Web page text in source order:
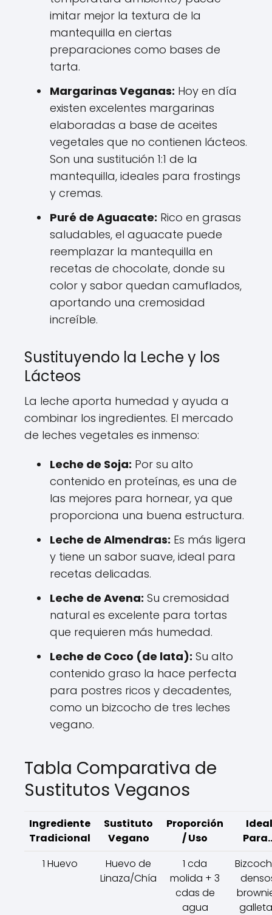
imitar mejor la textura de la
mantequilla en ciertas
preparaciones como bases de
tarta.
Margarinas Veganas: Hoy en día
existen excelentes margarinas
elaboradas a base de aceites
vegetales que no contienen lácteos.
Son una sustitución 1:1 de la
mantequilla, ideales para frostings
y cremas.
Puré de Aguacate: Rico en grasas
saludables, el aguacate puede
reemplazar la mantequilla en
recetas de chocolate, donde su
color y sabor quedan camuflados,
aportando una cremosidad
increíble.
Sustituyendo la Leche y los
Lácteos
La leche aporta humedad y ayuda a
combinar los ingredientes. El mercado
de leches vegetales es inmenso:
Leche de Soja: Por su alto
contenido en proteínas, es una de
las mejores para hornear, ya que
proporciona una buena estructura.
Leche de Almendras: Es más ligera
y tiene un sabor suave, ideal para
recetas delicadas.
Leche de Avena: Su cremosidad
natural es excelente para tortas
que requieren más humedad.
Leche de Coco (de lata): Su alto
contenido graso la hace perfecta
para postres ricos y decadentes,
como un bizcocho de tres leches
vegano.
Tabla Comparativa de
Sustitutos Veganos
Ingrediente
Tradicional
Sustituto
Vegano
Proporción
/ Uso
Ideal
1 Huevo
Huevo de
Linaza/Chía
1 cda
molida + 3
cdas de
agua